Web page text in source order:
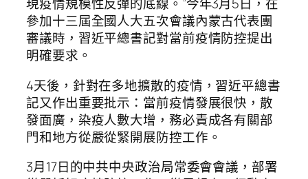
現疫情規模性反彈的底線。”今年3月5日，在
參加十三屆全國人大五次會議內蒙古代表團
審議時，習近平總書記對當前疫情防控提出
明確要求。
4天後，針對在多地擴散的疫情，習近平總書
記又作出重要批示：當前疫情發展很快，散
發面廣，染疫人數大增，務必責成各有關部
門和地方從嚴從緊開展防控工作。
3月17日的中共中央政治局常委會會議，部署